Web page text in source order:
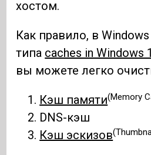
хостом.
Как правило, в
типа caches in Windows
вы можете легко
Кэш памяти(Memory
DNS-кэш
Кэш эскизов